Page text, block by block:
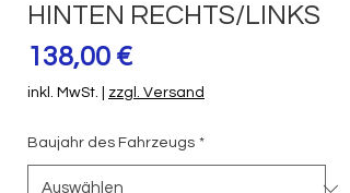
HINTEN RECHTS/LINKS
138,00 €Preis
inkl. MwSt. zzgl. Versand
Baujahr des Fahrzeugs *